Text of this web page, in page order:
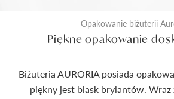
Opakowanie biżuterii
Piękne opakowanie
Biżuteria AURORIA posiada
piękny jest blask brylantów.